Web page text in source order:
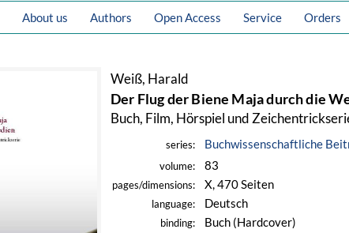
About us Authors Open Access Service Orders
Weiß, Harald
Der Flug der Biene Maja durch die
Buch, Film, Hörspiel und
series: Buchwissenschaftliche
volume: 83
pages/dimensions: X, 470 Seiten
language: Deutsch
binding: Buch (Hardcover)